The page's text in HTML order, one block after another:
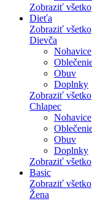
Zobraziť všetko
Dieťa
Zobraziť všetko
Dievča
Nohavice
Obuv
Doplnky
Zobraziť všetko
Chlapec
Nohavice
Obuv
Doplnky
Zobraziť všetko
Basic
Zobraziť všetko
Žena